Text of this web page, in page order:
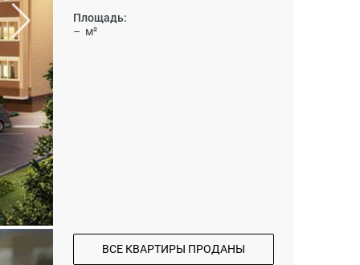
Площадь:
– м²
ВСЕ КВАРТИРЫ ПРОДАНЫ